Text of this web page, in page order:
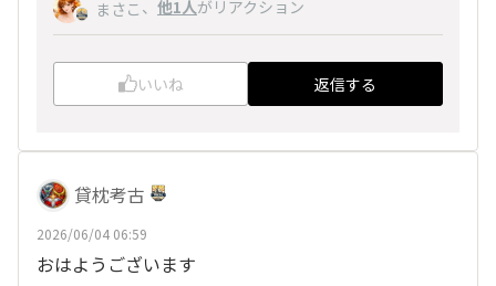
まさこ 、 他1人がリアクション
いいね 返信する
貸枕考古
2026/06/04 06:59
おはようございます